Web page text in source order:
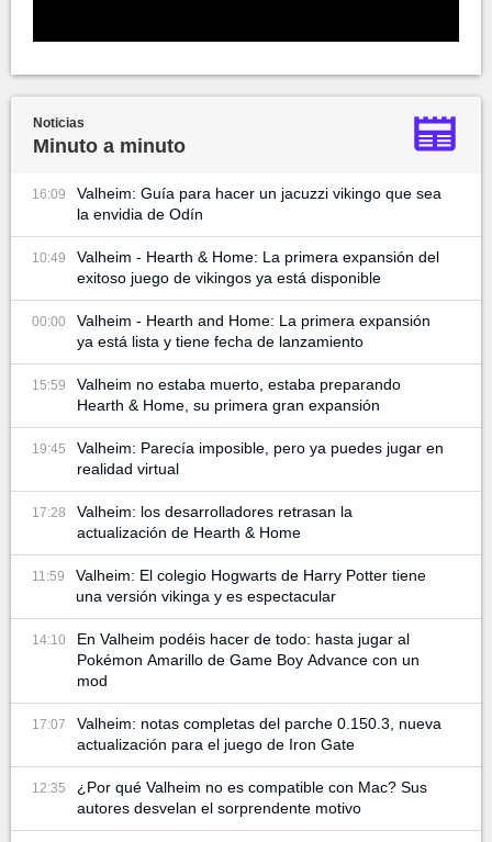
Noticias
Minuto a minuto
16:09
Valheim: Guía para hacer un jacuzzi vikingo que sea
la envidia de Odín
10:49
Valheim - Hearth & Home: La primera expansión del
exitoso juego de vikingos ya está disponible
00:00
Valheim - Hearth and Home: La primera expansión
ya está lista y tiene fecha de lanzamiento
15:59
Valheim no estaba muerto, estaba preparando
Hearth & Home, su primera gran expansión
19:45
Valheim: Parecía imposible, pero ya puedes jugar en
realidad virtual
17:28
Valheim: los desarrolladores retrasan la
actualización de Hearth & Home
11:59
Valheim: El colegio Hogwarts de Harry Potter tiene
una versión vikinga y es espectacular
14:10
En Valheim podéis hacer de todo: hasta jugar al
Pokémon Amarillo de Game Boy Advance con un
mod
17:07
Valheim: notas completas del parche 0.150.3, nueva
actualización para el juego de Iron Gate
12:35
¿Por qué Valheim no es compatible con Mac? Sus
autores desvelan el sorprendente motivo